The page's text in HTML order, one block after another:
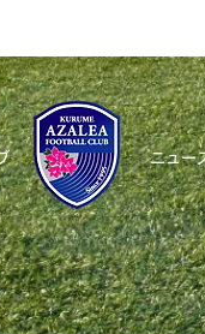
_ ニュー
決定トーナメント組み
アカデミー